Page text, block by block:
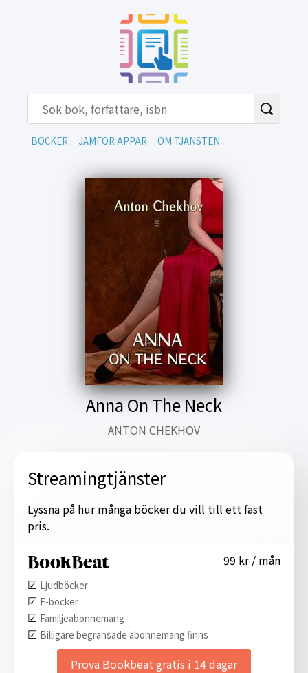
BÖCKER JÄMFÖR APPAR OM TJÄNSTEN
Anna On The Neck
ANTON CHEKHOV
Streamingtjänster
Lyssna på hur många böcker du vill till ett fast
pris.
99 kr / mån
☑︎ Ljudböcker
☑︎ E-böcker
☑︎ Familjeabonnemang
☑︎ Billigare begränsade abonnemang finns
Prova Bookbeat gratis i 14 dagar